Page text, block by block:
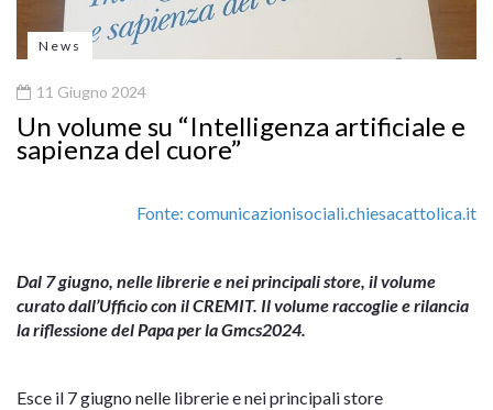
News
11 Giugno 2024
Un volume su “Intelligenza artificiale e
sapienza del cuore”
Fonte: comunicazionisociali.chiesacattolica.it
Dal 7 giugno, nelle librerie e nei principali store, il volume
curato dall’Ufficio con il CREMIT. Il volume raccoglie e rilancia
la riflessione del Papa per la Gmcs2024.
Esce il 7 giugno nelle librerie e nei principali store